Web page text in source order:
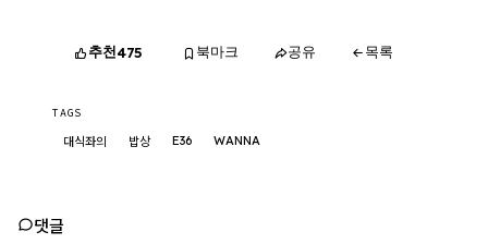
추천475 북마크 공유 목록
TAGS
대식좌의 밥상 E36 WANNA
댓글